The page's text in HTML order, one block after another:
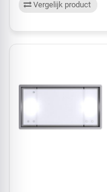
Vergelijk product